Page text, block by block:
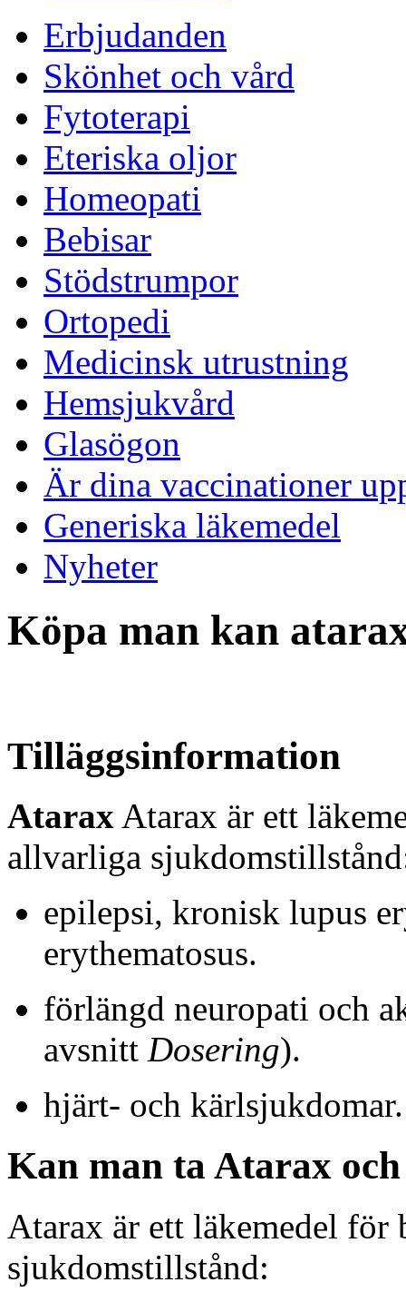
Erbjudanden
Skönhet och vård
Fytoterapi
Eteriska oljor
Homeopati
Bebisar
Stödstrumpor
Ortopedi
Medicinsk utrustning
Hemsjukvård
Glasögon
Är dina vaccinationer
Generiska läkemedel
Nyheter
Köpa man kan
Tilläggsinformation
Atarax Atarax är ett
allvarliga
epilepsi, kronisk lupus
erythematosus.
förlängd neuropati och
avsnitt Dosering).
hjärt- och kärlsjukdomar.
Kan man ta Atarax
Atarax är ett läkemedel
sjukdomstillstånd: